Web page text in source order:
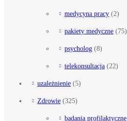
medycyna pracy (2)
pakiety medyczne (75)
psycholog (8)
telekonsultacja (22)
uzależnienie (5)
Zdrowie (325)
badania profilaktyczne